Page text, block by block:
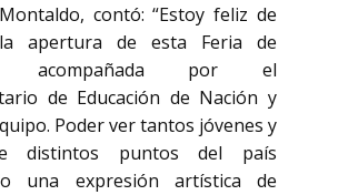
contó: “Estoy feliz de
apertura de esta Feria de
acompañada por el
de Educación de Nación y
Poder ver tantos jóvenes y
distintos puntos del país
una expresión artística de